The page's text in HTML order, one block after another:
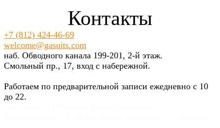
Контакты
+7 (812) 424-46-69
welcome@gasuits.com
наб. Обводного канала 199-201, 2-й этаж.
Смольный пр., 17, вход с набережной.
Работаем по предварительной записи ежедневно с 10
до 22.